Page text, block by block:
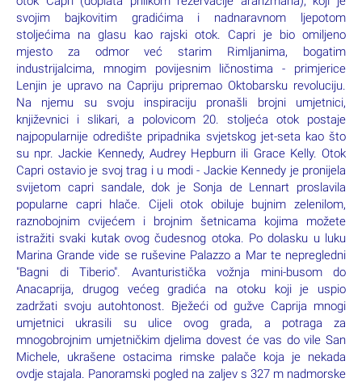
brojnih barova i uz pravi talijanski espresso ili aperitiv,
prepustite se promatranju temperamentnog stila života
domaćih u prolazu ili otkrijte zašto je umijeće napuljskih pizza
majstora UNESCO stavio na listu nematerijalne baštine.
Nakon pauze prošetat ćemo do južnog dijela grada, dijela
posvećenog višestoljetnoj kraljevskoj prošlosti tog lučkog
talijanskog Novigrada, nekada Neapolisa: Palazzo Reale,
Piazza del Plebiscito, Teatro San Carlo, Galleria Umberto I.,
Castel Nuovo. Povratak u hotel. Smještaj u sobe. Noćenje.
2. dan: NAPULJ: fakultativni izlet CAPRI
*na polasku 04.10.-07.10.2024. zamjena 2. i 3. dana
Doručak. Danas svakako preporučujemo fakultativni izlet na
otok Capri (doplata prilikom rezervacije aranžmana), koji je
svojim bajkovitim gradićima i nadnaravnom ljepotom
stoljećima na glasu kao rajski otok. Capri je bio omiljeno
mjesto za odmor već starim Rimljanima, bogatim
industrijalcima, mnogim povijesnim ličnostima - primjerice
Lenjin je upravo na Capriju pripremao Oktobarsku revoluciju.
Na njemu su svoju inspiraciju pronašli brojni umjetnici,
književnici i slikari, a polovicom 20. stoljeća otok postaje
najpopularnije odredište pripadnika svjetskog jet-seta kao što
su npr. Jackie Kennedy, Audrey Hepburn ili Grace Kelly. Otok